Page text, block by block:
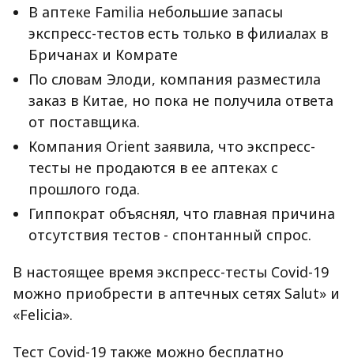
В аптеке Familia небольшие запасы
экспресс-тестов есть только в филиалах в
Бричанах и Комрате
По словам Элоди, компания разместила
заказ в Китае, но пока не получила ответа
от поставщика.
Компания Orient заявила, что экспресс-
тесты не продаются в ее аптеках с
прошлого года.
Гиппократ объяснял, что главная причина
отсутствия тестов - спонтанный спрос.
В настоящее время экспресс-тесты Covid-19
можно приобрести в аптечных сетях Salut» и
«Felicia».
Тест Covid-19 также можно бесплатно